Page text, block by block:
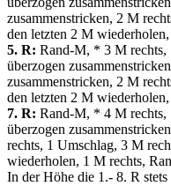
zusammenstricken, 2 M
den letzten 2 M
5. R: Rand-M, * 3 M rechts,
überzogen
zusammenstricken, 2 M
den letzten 2 M
7. R: Rand-M, * 4 M rechts,
überzogen
rechts, 1 Umschlag, 3 M
wiederholen, 1 M rechts,
In der Höhe die 1.- 8. R